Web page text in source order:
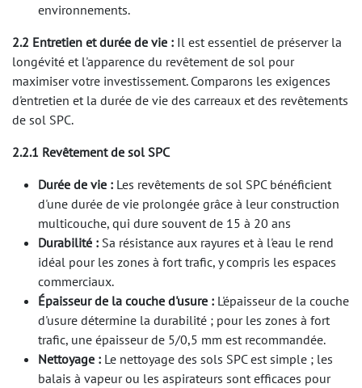
environnements.
2.2 Entretien et durée de vie : Il est essentiel de préserver la
longévité et l'apparence du revêtement de sol pour
maximiser votre investissement. Comparons les exigences
d'entretien et la durée de vie des carreaux et des revêtements
de sol SPC.
2.2.1 Revêtement de sol SPC
Durée de vie : Les revêtements de sol SPC bénéficient
d'une durée de vie prolongée grâce à leur construction
multicouche, qui dure souvent de 15 à 20 ans
Durabilité : Sa résistance aux rayures et à l'eau le rend
idéal pour les zones à fort trafic, y compris les espaces
commerciaux.
Épaisseur de la couche d'usure : L'épaisseur de la couche
d'usure détermine la durabilité ; pour les zones à fort
trafic, une épaisseur de 5/0,5 mm est recommandée.
Nettoyage : Le nettoyage des sols SPC est simple ; les
balais à vapeur ou les aspirateurs sont efficaces pour